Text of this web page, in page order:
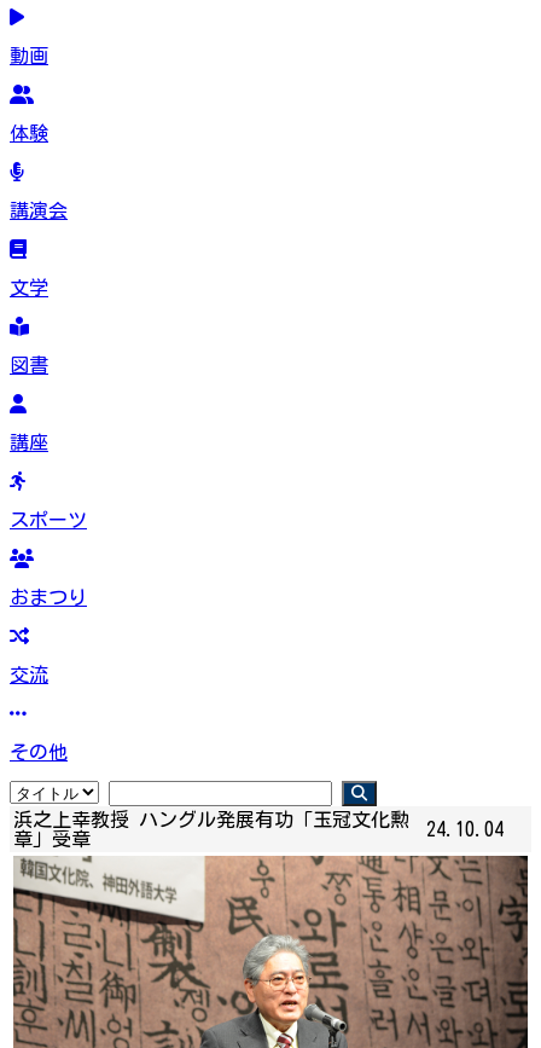
動画
体験
講演会
文学
図書
講座
スポーツ
おまつり
交流
その他
浜之上幸教授 ハングル発展有功「玉冠文化勲
章」受章
24.10.04